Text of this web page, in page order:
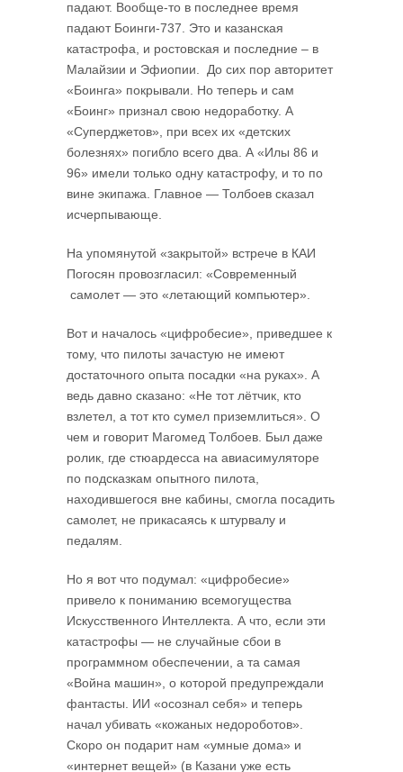
падают. Вообще-то в последнее время
падают Боинги-737. Это и казанская
катастрофа, и ростовская и последние – в
Малайзии и Эфиопии. До сих пор авторитет
«Боинга» покрывали. Но теперь и сам
«Боинг» признал свою недоработку. А
«Суперджетов», при всех их «детских
болезнях» погибло всего два. А «Илы 86 и
96» имели только одну катастрофу, и то по
вине экипажа. Главное — Толбоев сказал
исчерпывающе.
На упомянутой «закрытой» встрече в КАИ
Погосян провозгласил: «Современный
самолет — это «летающий компьютер».
Вот и началось «цифробесие», приведшее к
тому, что пилоты зачастую не имеют
достаточного опыта посадки «на руках». А
ведь давно сказано: «Не тот лётчик, кто
взлетел, а тот кто сумел приземлиться». О
чем и говорит Магомед Толбоев. Был даже
ролик, где стюардесса на авиасимуляторе
по подсказкам опытного пилота,
находившегося вне кабины, смогла посадить
самолет, не прикасаясь к штурвалу и
педалям.
Но я вот что подумал: «цифробесие»
привело к пониманию всемогущества
Искусственного Интеллекта. А что, если эти
катастрофы — не случайные сбои в
программном обеспечении, а та самая
«Война машин», о которой предупреждали
фантасты. ИИ «осознал себя» и теперь
начал убивать «кожаных недороботов».
Скоро он подарит нам «умные дома» и
«интернет вещей» (в Казани уже есть